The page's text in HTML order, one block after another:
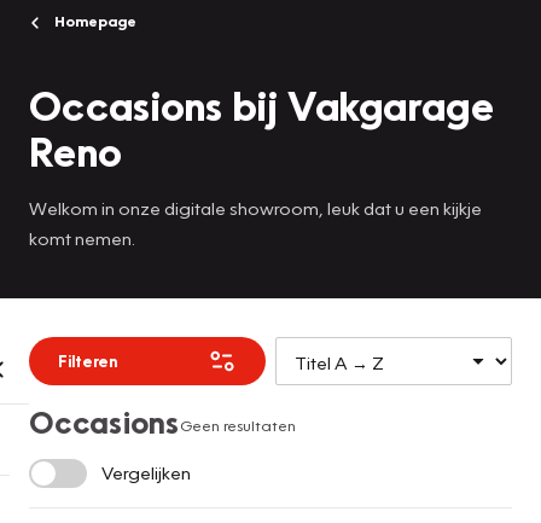
Homepage
Occasions bij Vakgarage
Reno
Welkom in onze digitale showroom, leuk dat u een kijkje
komt nemen.
Filteren
OccasionsGeen resultaten
Vergelijken